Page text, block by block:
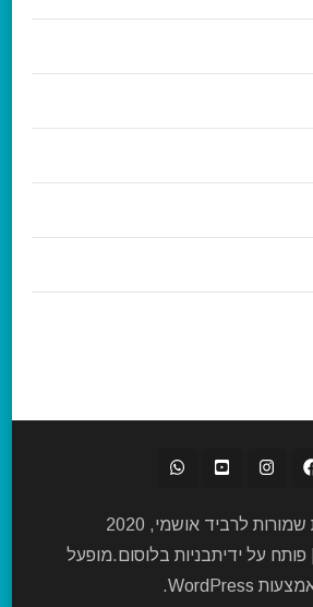
לרביד אושמי, 2020
תבניות בלוסום.מופעל
WordPress
.